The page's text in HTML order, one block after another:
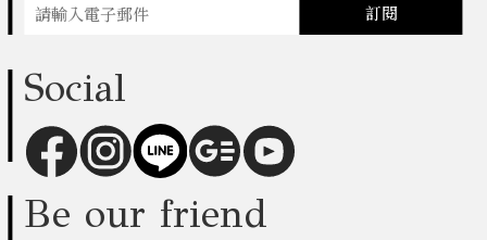
訂閱
Social
Be our friend